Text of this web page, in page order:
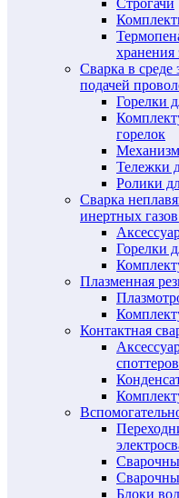
Строгачи
хранения
Сварка в среде
подачей
Горелки
горелок
Тележки
Ролики
Сварка
инертных
Горелки
Плазменная
Контактная
споттеров
Блоки